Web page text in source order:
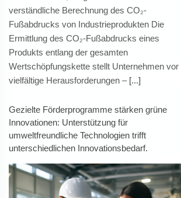
Gezielte Förderprogramme als Treiber grüner
Innovationen Eine aktuelle Untersuchung des
ZEW Mannheim in Kooperation mit der
Hochschule Augsburg zeigt, dass staatliche
Ausbildungsstellen rückläufig:
Übernahmequote sinkt auf 75 Prozent trotz
hoher Zahl unbesetzter Plätze in Deutschland